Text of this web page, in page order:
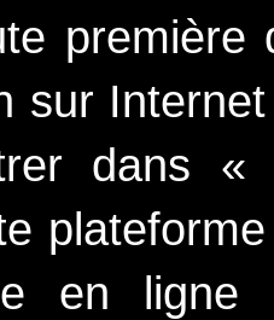
première
sur
dans
en